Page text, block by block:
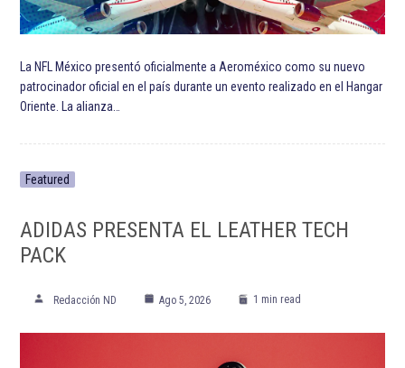
La NFL México presentó oficialmente a Aeroméxico como su nuevo
patrocinador oficial en el país durante un evento realizado en el Hangar
Oriente. La alianza…
Featured
ADIDAS PRESENTA EL LEATHER TECH
PACK
Redacción ND Ago 5, 2026 1 min read